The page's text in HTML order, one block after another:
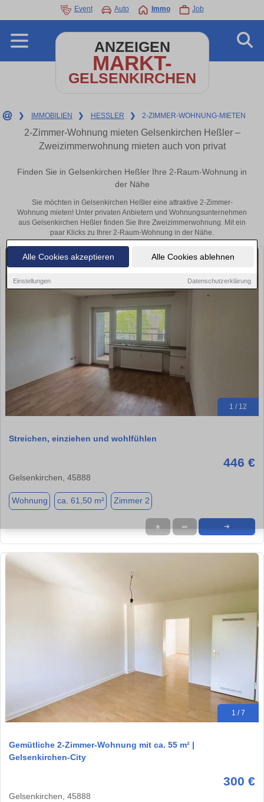
Alle Cookies akzeptieren Alle Cookies ablehnen
Einstellungen Datenschutzerklärung
Event Auto Immo Job
ANZEIGEN
MARKT-
GELSENKIRCHEN
❯ IMMOBILIEN ❯ HESSLER ❯ 2-ZIMMER-WOHNUNG-MIETEN
2-Zimmer-Wohnung mieten Gelsenkirchen Heßler –
Zweizimmerwohnung mieten auch von privat
Finden Sie in Gelsenkirchen Heßler Ihre 2-Raum-Wohnung in
der Nähe
Sie möchten in Gelsenkirchen Heßler eine attraktive 2-Zimmer-
Wohnung mieten! Unter privaten Anbietern und Wohnungsunternehmen
aus Gelsenkirchen Heßler finden Sie Ihre Zweizimmerwohnung. Mit ein
paar Klicks zu Ihrer 2-Raum-Wohnung in der Nähe.
1 / 12
Streichen, einziehen und wohlfühlen
446 €
Gelsenkirchen, 45888
Wohnung ca. 61,50 m² Zimmer 2
★ ➦ ➜
1 / 7
Gemütliche 2-Zimmer-Wohnung mit ca. 55 m² |
Gelsenkirchen-City
300 €
Gelsenkirchen, 45888